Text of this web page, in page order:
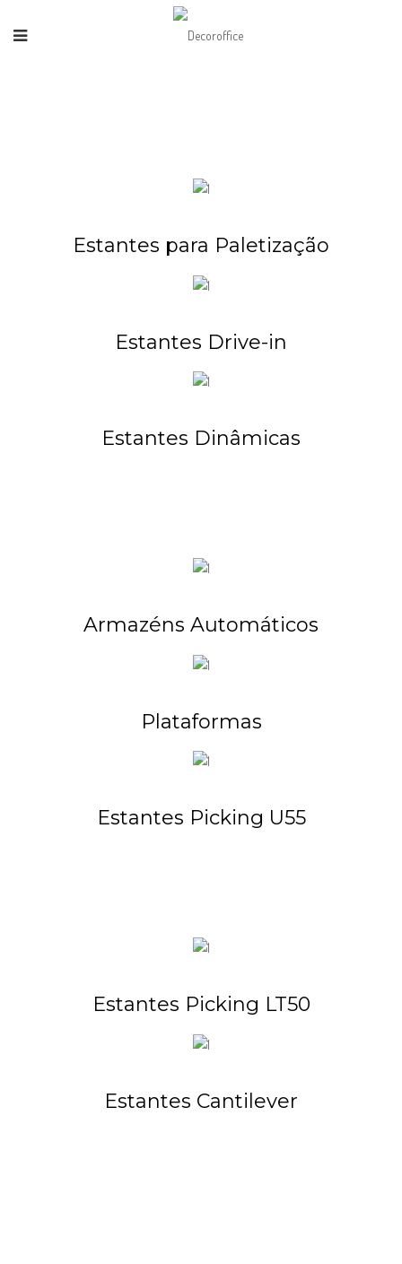
Estantes para Paletização
Estantes Drive-in
Estantes Dinâmicas
Armazéns Automáticos
Plataformas
Estantes Picking U55
Estantes Picking LT50
Estantes Cantilever